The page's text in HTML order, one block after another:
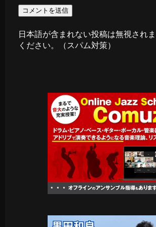
日本語が含まれない投稿は無視され
ください。（スパム対策）